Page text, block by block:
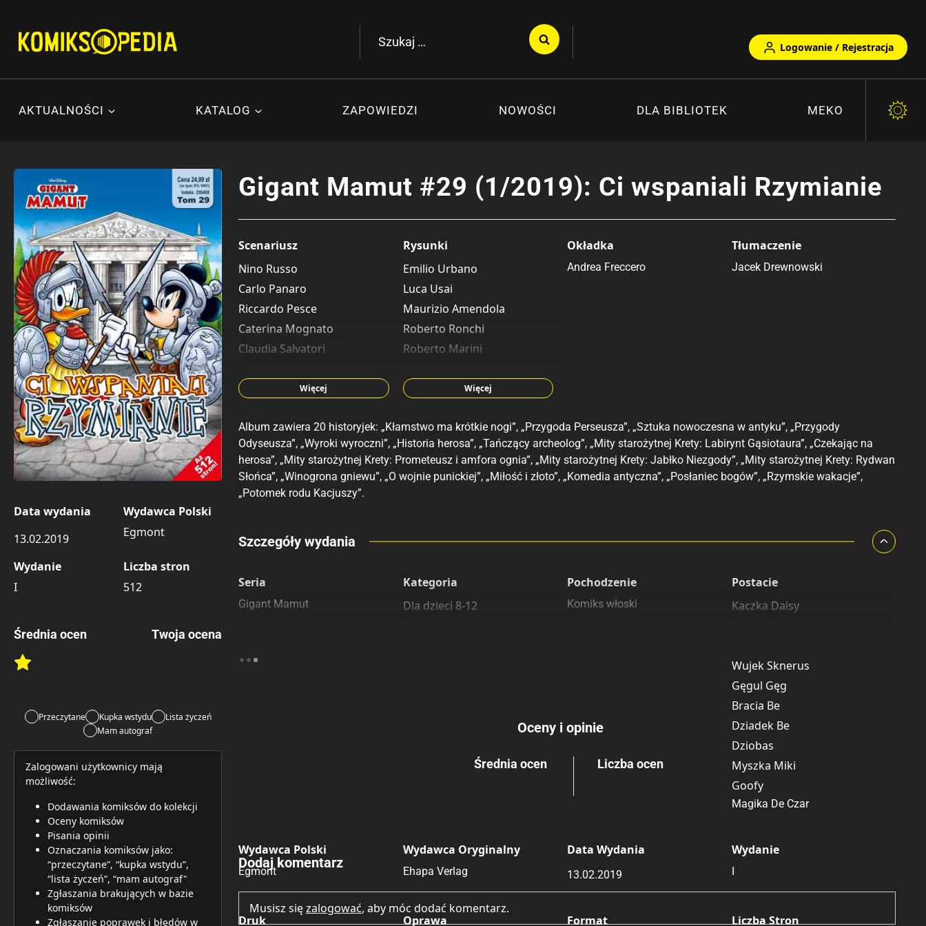
treści
Szukaj:
Logowanie / Rejestracja
AKTUALNOŚCI KATALOG ZAPOWIEDZI NOWOŚCI DLA BIBLIOTEK MEKO
Data wydania
13.02.2019
Wydawca Polski
Egmont
Wydanie
I
Liczba stron
512
Średnia ocen
Rate this item:
Twoja ocena
Przeczytane Kupka wstydu
Lista życzeń
Mam autograf
Zalogowani użytkownicy mają
możliwość:
Dodawania komiksów do kolekcji
Oceny komiksów
Pisania opinii
Oznaczania komiksów jako:
“przeczytane”, “kupka wstydu”,
“lista życzeń”, “mam autograf"
Zgłaszania brakujących w bazie
komiksów
Zgłaszanie poprawek i błędów w
Gigant Mamut #29 (1/2019): Ci wspaniali Rzymianie
Scenariusz
Nino Russo
Carlo Panaro
Riccardo Pesce
Caterina Mognato
Claudia Salvatori
Roberto Gagnor
Giovanna Bo
Marco Bosco
Massimiliano Valentini
Anne-Marie Dester
Więcej
Rysunki
Emilio Urbano
Luca Usai
Maurizio Amendola
Roberto Ronchi
Roberto Marini
Alessandro Gottardo
Salvatore Deiana
Giancarlo Gatti
Sergio Asteriti
Więcej
Okładka
Andrea Freccero
Tłumaczenie
Jacek Drewnowski
Album zawiera 20 historyjek: „Kłamstwo ma krótkie nogi”, „Przygoda Perseusza”, „Sztuka nowoczesna w antyku”, „Przygody
Odyseusza”, „Wyroki wyroczni”, „Historia herosa”, „Tańczący archeolog”, „Mity starożytnej Krety: Labirynt Gąsiotaura”, „Czekając na
herosa”, „Mity starożytnej Krety: Prometeusz i amfora ognia”, „Mity starożytnej Krety: Jabłko Niezgody”, „Mity starożytnej Krety: Rydwan
Słońca”, „Winogrona gniewu”, „O wojnie punickiej”, „Miłość i złoto”, „Komedia antyczna”, „Posłaniec bogów”, „Rzymskie wakacje”,
„Potomek rodu Kacjuszy”.
Porównaj ceny
Szczegóły wydania
Seria
Gigant Mamut
Kategoria
Dla dzieci 8-12
Pochodzenie
Komiks włoski
Postacie
Kaczka Daisy
Wujek Sknerus
Gęgul Gęg
Bracia Be
Dziadek Be
Dziobas
Myszka Miki
Goofy
Magika De Czar
Wydawca Polski
Egmont
Wydawca Oryginalny
Ehapa Verlag
Data Wydania
13.02.2019
Wydanie
I
Druk Oprawa Format Liczba Stron
Oceny i opinie
Średnia ocen Liczba ocen
Dodaj komentarz
Musisz sięzalogować, aby móc dodać komentarz.